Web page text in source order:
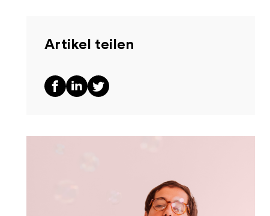
Artikel teilen